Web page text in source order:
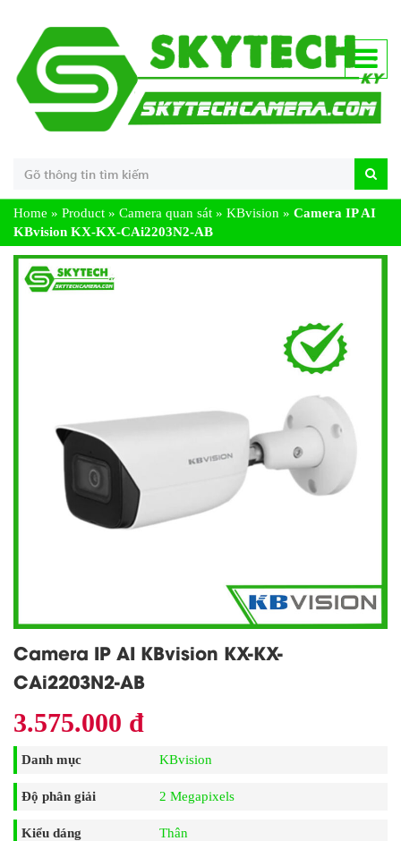
Home » Product » Camera quan sát » KBvision » Camera IP AI
KBvision KX-KX-CAi2203N2-AB
Camera IP AI KBvision KX-KX-
CAi2203N2-AB
3.575.000 đ
Danh mục KBvision
Độ phân giải 2 Megapixels
Kiểu dáng Thân